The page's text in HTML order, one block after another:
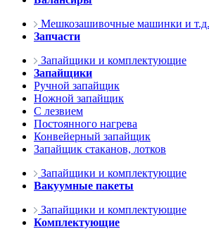
Мешкозашивочные машинки и т.д.
Запчасти
Запайщики и комплектующие
Запайщики
Ручной запайщик
Ножной запайщик
С лезвием
Постоянного нагрева
Конвейерный запайщик
Запайщик стаканов, лотков
Запайщики и комплектующие
Вакуумные пакеты
Запайщики и комплектующие
Комплектующие